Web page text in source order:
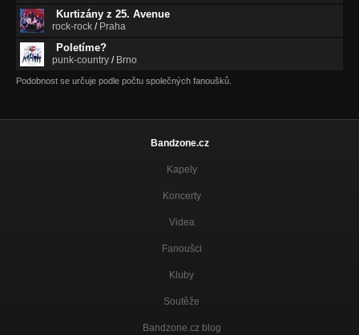
Kurtizány z 25. Avenue
rock-rock / Praha
Poletíme?
punk-country / Brno
Podobnost se určuje podle počtu společných fanoušků.
Bandzone.cz
Kapely
Koncerty
Videa
Fanoušci
Kluby
Soutěže
Bandzone.cz blog